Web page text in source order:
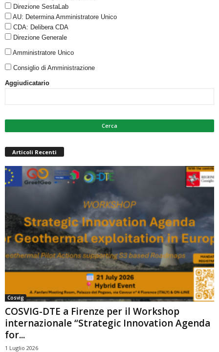
Direzione SestaLab
AU: Determina Amministratore Unico
CDA: Delibera CDA
Direzione Generale
Amministratore Unico
Consiglio di Amministrazione
Aggiudicatario
Articoli Recenti
Cosvig
COSVIG-DTE a Firenze per il Workshop
internazionale “Strategic Innovation Agenda
for...
1 Luglio 2026